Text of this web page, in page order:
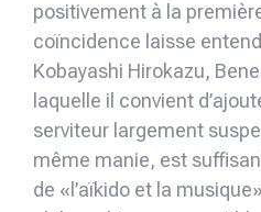
positivement à la
coïncidence laisse
Kobayashi Hirokazu,
laquelle il convient
serviteur largement
même manie, est
de «l’aïkido et la